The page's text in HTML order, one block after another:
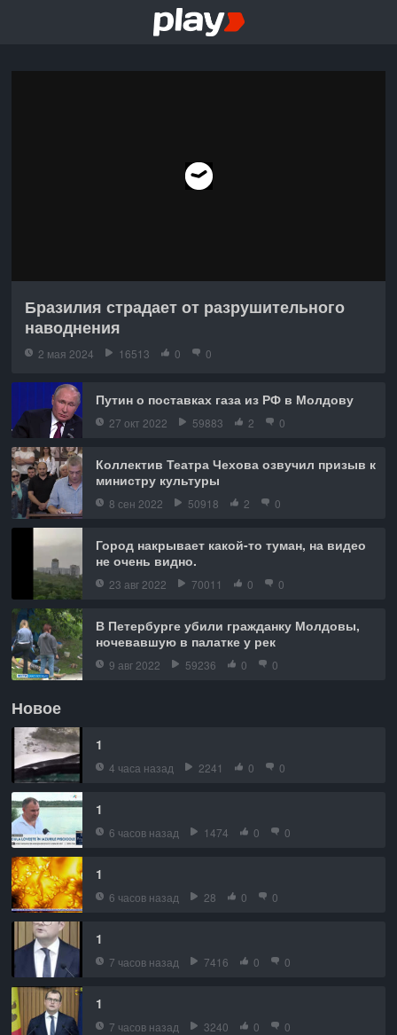
Бразилия страдает от разрушительного
наводнения
2 мая 2024 16513 0 0
Путин о поставках газа из РФ в Молдову
27 окт 2022 59883 2 0
Коллектив Театра Чехова озвучил призыв к
министру культуры
8 сен 2022 50918 2 0
Город накрывает какой-то туман, на видео
не очень видно.
23 авг 2022 70011 0 0
В Петербурге убили гражданку Молдовы,
ночевавшую в палатке у рек
9 авг 2022 59236 0 0
Новое
1
4 часа назад 2241 0 0
1
6 часов назад 1474 0 0
1
6 часов назад 28 0 0
1
7 часов назад 7416 0 0
1
7 часов назад 3240 0 0